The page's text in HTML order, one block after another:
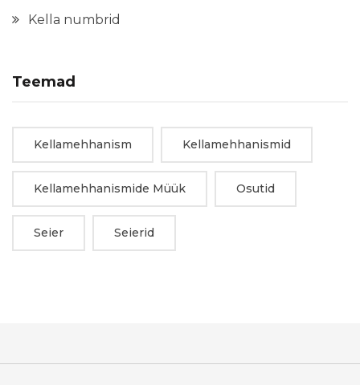
Kella numbrid
Teemad
Kellamehhanism Kellamehhanismid
Kellamehhanismide Müük Osutid
Seier Seierid